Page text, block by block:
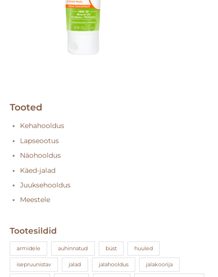
Tooted
Kehahooldus
Lapseootus
Näohooldus
Käed-jalad
Juuksehooldus
Meestele
Tootesildid
armidele auhinnatud büst huuled
isepruunistav jalad jalahooldus jalakoorija